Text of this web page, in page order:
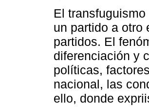
El
un partido a otro
partidos. El
diferenciación y
políticas,
nacional, las
ello, donde